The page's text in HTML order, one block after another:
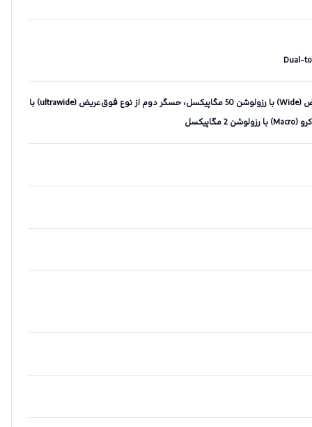
دوربین اصلی دو‌گانه - حسگر اول از نوع عریض (Wide) با رزولوشن 50 مگاپیکسل، حسگر دوم از نوع فوق‌عریض (ultrawide) با